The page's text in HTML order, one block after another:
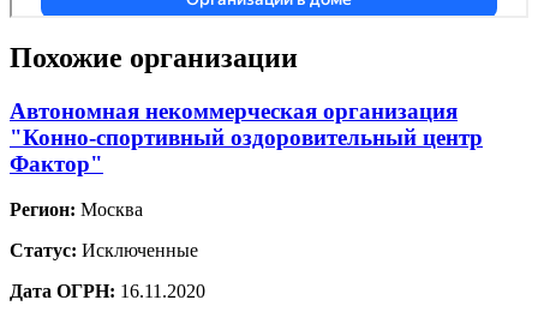
Похожие организации
Автономная некоммерческая организация
"Конно-спортивный оздоровительный центр
Фактор"
Регион: Москва
Статус: Исключенные
Дата ОГРН: 16.11.2020